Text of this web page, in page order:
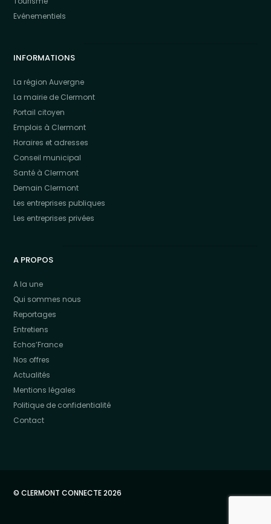
Evénementiels
INFORMATIONS
La région Auvergne
La mairie de Clermont
Portail citoyen
Emplois à Clermont
Horaires et adresses
Conseil municipal
Santé à Clermont
Demain Clermont
Les entreprises publiques
Les entreprises privées
A PROPOS
A la une
Qui sommes nous
Reportages
Entretiens
Echos’France
Nos offres
Actualités
Mentions légales
Politique de confidentialité
Contact
© CLERMONT CONNECTE 2026